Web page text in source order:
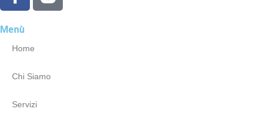
Menù
Home
Chi Siamo
Servizi